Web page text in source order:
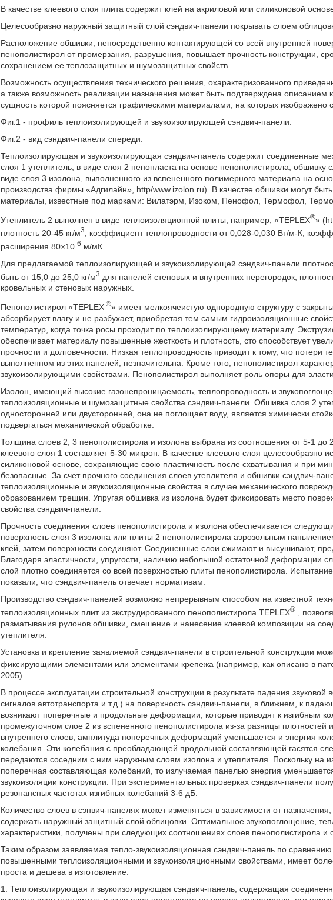
В качестве клеевого слоя плита содержит клей на акриловой или силиконовой
Целесообразно наружный защитный слой сэндвич-панели покрывать слоем
Расположение обшивки, непосредственно контактирующей со всей внутренней
пенополистирол от промерзания, разрушения, повышает прочность конструкции,
сохранением ее теплозащитных и шумозащитных свойств.
Возможность осуществления технического решения, охарактеризованного
а также возможность реализации назначения может быть подтверждена описанием
сущность которой поясняется графическими материалами, на которых изображено
Фиг.1 - профиль теплоизолирующей и звукоизолирующей сэндвич-панели.
Фиг.2 - вид сэндвич-панели спереди.
Теплоизолирующая и звукоизолирующая сэндвич-панель содержит соединенные
слоя 1 утеплитель, в виде слоя 2 пенопласта на основе пенополистирола,
виде слоя 3 изолона, выполненного из вспененного полимерного материала на
производства фирмы «Адгилайн», http/www.izolon.ru). В качестве обшивки могут
материалы, известные под марками: Вилатэрм, Изоком, Пенофол, Термофол,
Утеплитель 2 выполнен в виде теплоизоляционной плиты, например, «TEPLEX®»
плотность 20-45 кг/м3
, коэффициент теплопроводности от 0,028-0,030 Вт/м-К,
расширения 80×10-6 м/мК.
Для предлагаемой теплоизолирующей и звукоизолирующей сэндвич-панели
быть от 15,0 до 25,0 кг/м3 для панелей стеновых и внутренних перегородок;
кровельных и стеновых наружных.
Пенополистирол «TEPLEX®» имеет мелкоячеистую однородную структуру с
абсорбирует влагу и не разбухает, приобретая тем самым гидроизоляционные
температур, когда точка росы проходит по теплоизолирующему материалу.
обеспечивает материалу повышенные жесткость и плотность, сто способствует
прочности и долговечности. Низкая теплопроводность приводит к тому, что потери
выполненном из этих панелей, незначительна. Кроме того, пенополистирол
звукоизолирующими свойствами. Пенополистирол выполняет роль опоры для
Изолон, имеющий высокие газонепроницаемость, теплопроводность и
теплоизоляционные и шумозащитные свойства сэндвич-панели. Обшивка слоя 2
односторонней или двусторонней, она не поглощает воду, является химически
подвергаться механической обработке.
Толщина слоев 2, 3 пенополистирола и изолона выбрана из соотношения от 5-1 до
клеевого слоя 1 составляет 5-30 микрон. В качестве клеевого слоя целесообразно
силиконовой основе, сохраняющие свою пластичность после схватывания и при
безопасные. За счет прочного соединения слоев утеплителя и обшивки сэндвич-
теплоизоляционные и звукоизоляционные свойства в случае механического
образованием трещин. Упругая обшивка из изолона будет фиксировать место
свойства сэндвич-панели.
Прочность соединения слоев пенополистирола и изолона обеспечивается
поверхность слоя 3 изолона или плиты 2 пенополистирола аэрозольным
клей, затем поверхности соединяют. Соединенные слои сжимают и высушивают,
Благодаря эластичности, упругости, наличию небольшой остаточной деформации
слой плотно соединяется со всей поверхностью плиты пенополистирола.
показали, что сэндвич-панель отвечает нормативам.
Производство сэндвич-панелей возможно непрерывным способом на известной
теплоизоляционных плит из экструдированного пенополистирола TEPLEX®,
разматывания рулонов обшивки, смешение и нанесение клеевой композиции на
утеплителя.
Установка и крепление заявляемой сэндвич-панели в строительной конструкции
фиксирующими элементами или элементами крепежа (например, как описано в
2005).
В процессе эксплуатации строительной конструкции в результате падения
сигналов автотранспорта и т.д.) на поверхность сэндвич-панели, в ближнем, к
возникают поперечные и продольные деформации, которые приводят к изгибным
промежуточном слое 2 из вспененного пенополистирола из-за разницы плотностей
внутреннего слоев, амплитуда поперечных деформаций уменьшается и энергия
колебания. Эти колебания с преобладающей продольной составляющей гасятся
передаются соседним с ним наружным слоям изолона и утеплителя. Поскольку на
поперечная составляющая колебаний, то излучаемая панелью энергия
звукоизоляции конструкции. При экспериментальных проверках сэндвич-панели
резонансных частотах изгибных колебаний 3-6 дБ.
Количество слоев в сэнвич-панелях может изменяться в зависимости от
содержать наружный защитный слой облицовки. Оптимальное звукопоглощение,
характеристики, получены при следующих соотношениях слоев пенополистирола и
Таким образом заявляемая тепло-звукоизоляционная сэндвич-панель по
повышенными теплоизоляционными и звукоизоляционными свойствами, имеет
проста и дешева в изготовление.
1. Теплоизолирующая и звукоизолирующая сэндвич-панель, содержащая